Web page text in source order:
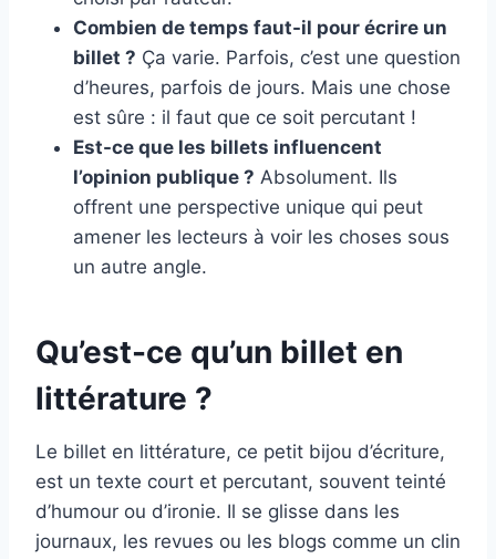
Combien de temps faut-il pour écrire un
billet ? Ça varie. Parfois, c’est une question
d’heures, parfois de jours. Mais une chose
est sûre : il faut que ce soit percutant !
Est-ce que les billets influencent
l’opinion publique ? Absolument. Ils
offrent une perspective unique qui peut
amener les lecteurs à voir les choses sous
un autre angle.
Qu’est-ce qu’un billet en
littérature ?
Le billet en littérature, ce petit bijou d’écriture,
est un texte court et percutant, souvent teinté
d’humour ou d’ironie. Il se glisse dans les
journaux, les revues ou les blogs comme un clin